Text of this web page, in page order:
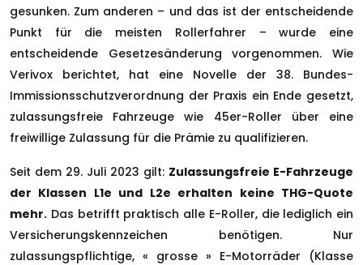
gesunken. Zum anderen – und das ist der entscheidende
Punkt für die meisten Rollerfahrer – wurde eine
entscheidende Gesetzesänderung vorgenommen. Wie
Verivox berichtet, hat eine Novelle der 38. Bundes-
Immissionsschutzverordnung der Praxis ein Ende gesetzt,
zulassungsfreie Fahrzeuge wie 45er-Roller über eine
freiwillige Zulassung für die Prämie zu qualifizieren.
Seit dem 29. Juli 2023 gilt: Zulassungsfreie E-Fahrzeuge
der Klassen L1e und L2e erhalten keine THG-Quote
mehr. Das betrifft praktisch alle E-Roller, die lediglich ein
Versicherungskennzeichen benötigen. Nur
zulassungspflichtige, « grosse » E-Motorräder (Klasse